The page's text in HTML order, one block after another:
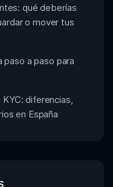
qué deberías
o mover tus
paso a paso para
diferencias,
en España